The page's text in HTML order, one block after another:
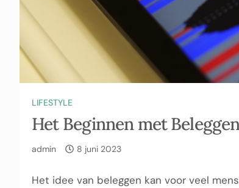
LIFESTYLE
Het Beginnen met
admin 8 juni 2023
Het idee van beleggen kan voor veel